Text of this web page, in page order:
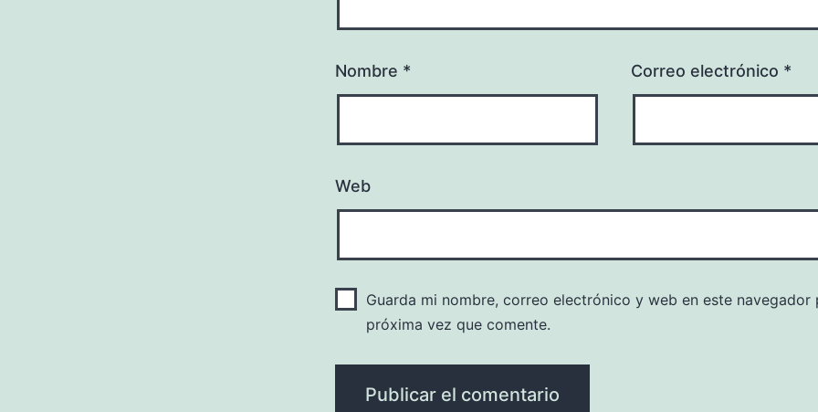
Nombre * Correo electrónico *
Web
Guarda mi nombre, correo electrónico y web en este navegador
próxima vez que comente.